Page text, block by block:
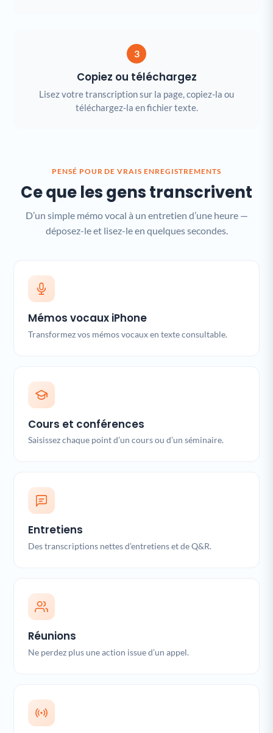
3
Copiez ou téléchargez
Lisez votre transcription sur la page, copiez-la ou
téléchargez-la en fichier texte.
PENSÉ POUR DE VRAIS ENREGISTREMENTS
Ce que les gens transcrivent
D’un simple mémo vocal à un entretien d’une heure —
déposez-le et lisez-le en quelques secondes.
Mémos vocaux iPhone
Transformez vos mémos vocaux en texte consultable.
Cours et conférences
Saisissez chaque point d’un cours ou d’un séminaire.
Entretiens
Des transcriptions nettes d’entretiens et de Q&R.
Réunions
Ne perdez plus une action issue d’un appel.